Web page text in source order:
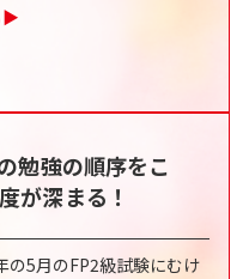
▶
勉強の順序をこ
が深まる！
の5月のFP2級試験にむけ